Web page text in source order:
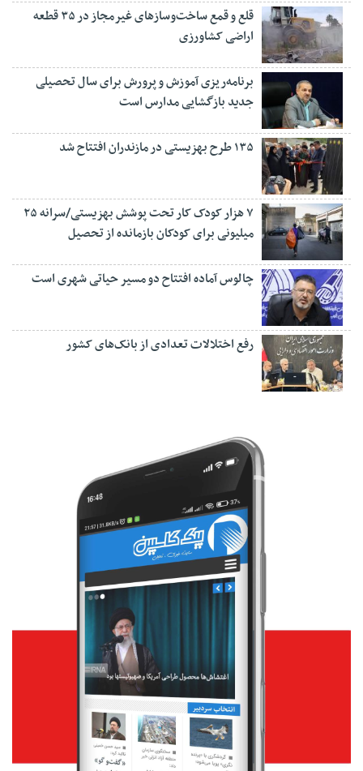
قلع و قمع ساخت‌وسازهای غیرمجاز در ۳۵ قطعه
اراضی کشاورزی
برنامه‌ریزی آموزش و پرورش برای سال تحصیلی
جدید بازگشایی مدارس است
۱۳۵ طرح بهزیستی در مازندران افتتاح شد
۷ هزار کودک کار تحت پوشش بهزیستی/سرانه ۲۵
میلیونی برای کودکان بازمانده از تحصیل
چالوس آماده افتتاح دو مسیر حیاتی شهری است
رفع اختلالات تعدادی از بانک‌های کشور